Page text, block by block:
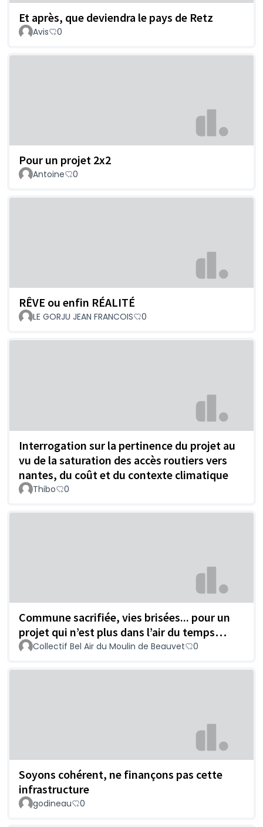
Et après, que deviendra le pays de Retz
Avis 0
Pour un projet 2x2
Antoine 0
RÊVE ou enfin RÉALITÉ
LE GORJU JEAN FRANCOIS 0
Interrogation sur la pertinence du projet au
vu de la saturation des accès routiers vers
nantes, du coût et du contexte climatique
Thibo 0
Commune sacrifiée, vies brisées... pour un
projet qui n’est plus dans l’air du temps…
Collectif Bel Air du Moulin de Beauvet 0
Soyons cohérent, ne finançons pas cette
infrastructure
godineau 0